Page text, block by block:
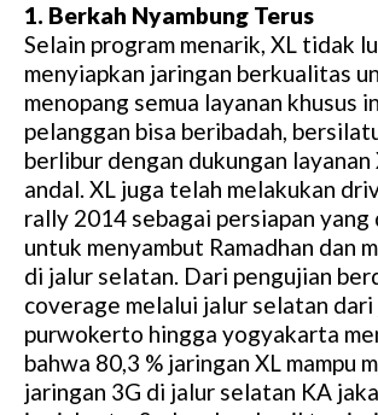
1. Berkah Nyambung Terus
Selain program menarik, XL tidak
menyiapkan jaringan berkualitas
menopang semua layanan khusus
pelanggan bisa beribadah,
berlibur dengan dukungan layanan
andal. XL juga telah melakukan
rally 2014 sebagai persiapan yang
untuk menyambut Ramadhan dan
di jalur selatan. Dari pengujian
coverage melalui jalur selatan
purwokerto hingga yogyakarta
bahwa 80,3 % jaringan XL mampu
jaringan 3G di jalur selatan KA